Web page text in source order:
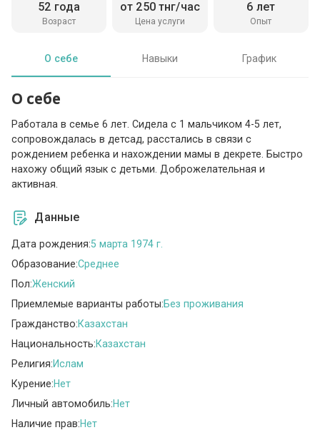
Возраст
52 года
Цена услуги
от 250 тнг/час
Опыт
6 лет
О себе Навыки График
О себе
Работала в семье 6 лет. Сидела с 1 мальчиком 4-5 лет,
сопровождалась в детсад, расстались в связи с
рождением ребенка и нахождении мамы в декрете. Быстро
нахожу общий язык с детьми. Доброжелательная и
активная.
Данные
Дата рождения:5 марта 1974 г.
Образование:Среднее
Пол:Женский
Приемлемые варианты работы:Без проживания
Гражданство:Казахстан
Национальность:Казахстан
Религия:Ислам
Курение:Нет
Личный автомобиль:Нет
Наличие прав:Нет